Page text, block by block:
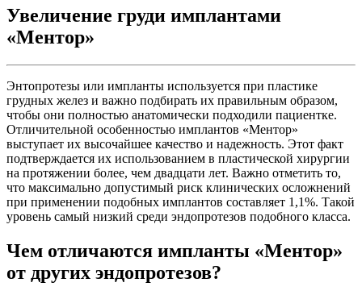
Увеличение груди имплантами
«Ментор»
Энтопротезы или импланты используется при пластике
грудных желез и важно подбирать их правильным образом,
чтобы они полностью анатомически подходили пациентке.
Отличительной особенностью имплантов «Ментор»
выступает их высочайшее качество и надежность. Этот факт
подтверждается их использованием в пластической хирургии
на протяжении более, чем двадцати лет. Важно отметить то,
что максимально допустимый риск клинических осложнений
при применении подобных имплантов составляет 1,1%. Такой
уровень самый низкий среди эндопротезов подобного класса.
Чем отличаются импланты «Ментор»
от других эндопротезов?